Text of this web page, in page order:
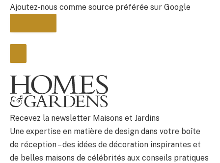
Ajoutez-nous comme source préférée sur Google
BULLETIN
Recevez la newsletter Maisons et Jardins
Une expertise en matière de design dans votre boîte
de réception – des idées de décoration inspirantes et
de belles maisons de célébrités aux conseils pratiques